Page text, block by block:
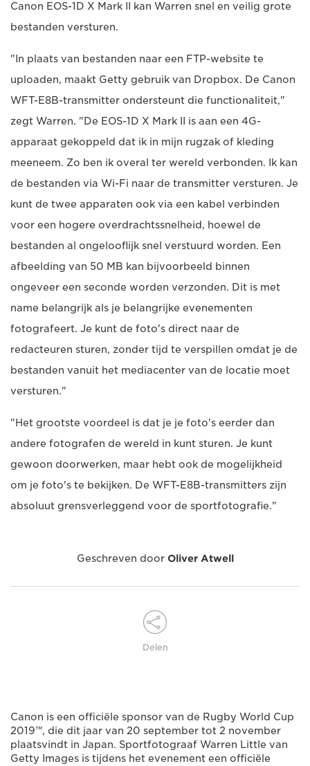
Canon EOS-1D X Mark II kan Warren snel en veilig grote
bestanden versturen.
"In plaats van bestanden naar een FTP-website te
uploaden, maakt Getty gebruik van Dropbox. De Canon
WFT-E8B-transmitter ondersteunt die functionaliteit,"
zegt Warren. "De EOS-1D X Mark II is aan een 4G-
apparaat gekoppeld dat ik in mijn rugzak of kleding
meeneem. Zo ben ik overal ter wereld verbonden. Ik kan
de bestanden via Wi-Fi naar de transmitter versturen. Je
kunt de twee apparaten ook via een kabel verbinden
voor een hogere overdrachtssnelheid, hoewel de
bestanden al ongelooflijk snel verstuurd worden. Een
afbeelding van 50 MB kan bijvoorbeeld binnen
ongeveer een seconde worden verzonden. Dit is met
name belangrijk als je belangrijke evenementen
fotografeert. Je kunt de foto's direct naar de
redacteuren sturen, zonder tijd te verspillen omdat je de
bestanden vanuit het mediacenter van de locatie moet
versturen."
"Het grootste voordeel is dat je je foto's eerder dan
andere fotografen de wereld in kunt sturen. Je kunt
gewoon doorwerken, maar hebt ook de mogelijkheid
om je foto's te bekijken. De WFT-E8B-transmitters zijn
absoluut grensverleggend voor de sportfotografie."
Geschreven door Oliver Atwell
Delen
Canon is een officiële sponsor van de Rugby World Cup
2019™, die dit jaar van 20 september tot 2 november
plaatsvindt in Japan. Sportfotograaf Warren Little van
Getty Images is tijdens het evenement een officiële